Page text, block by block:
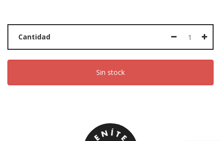
Cantidad
Sin stock